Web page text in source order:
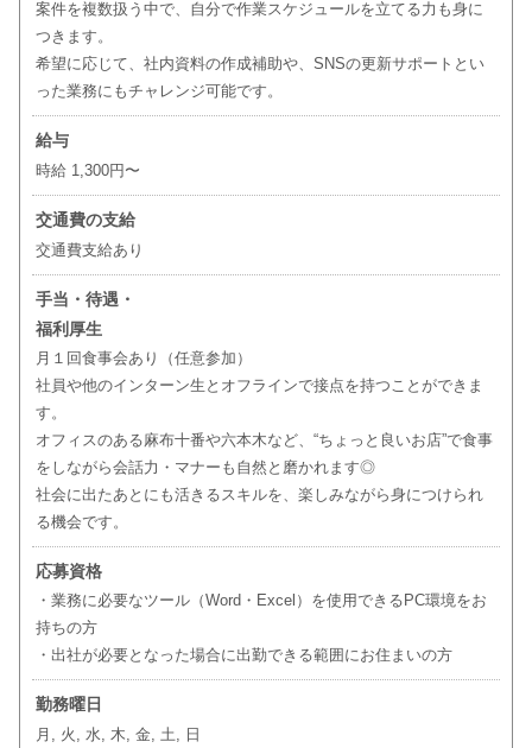
案件を複数扱う中で、自分で作業スケジュールを立てる力も身に
つきます。
希望に応じて、社内資料の作成補助や、SNSの更新サポートとい
った業務にもチャレンジ可能です。
給与
時給 1,300円〜
交通費の支給
交通費支給あり
手当・待遇・
福利厚生
月１回食事会あり（任意参加）
社員や他のインターン生とオフラインで接点を持つことができま
す。
オフィスのある麻布十番や六本木など、“ちょっと良いお店”で食事
をしながら会話力・マナーも自然と磨かれます◎
社会に出たあとにも活きるスキルを、楽しみながら身につけられ
る機会です。
応募資格
・業務に必要なツール（Word・Excel）を使用できるPC環境をお
持ちの方
・出社が必要となった場合に出勤できる範囲にお住まいの方
勤務曜日
月, 火, 水, 木, 金, 土, 日